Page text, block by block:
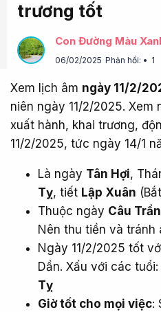
trương tốt
Con Đường Màu
06/02/2025 Phản hồi: 1
Xem lịch âm ngày 11/2/
niên ngày 11/2/2025. Xem
xuất hành, khai trương,
11/2/2025, tức ngày 14/1
Là ngày Tân Hợi,
Tỵ, tiết Lập Xuân
Thuộc ngày Câu
Nên thu tiền và tránh
Ngày 11/2/2025 tốt
Dần. Xấu với các tuổi:
Tỵ
Giờ tốt cho mọi việc: